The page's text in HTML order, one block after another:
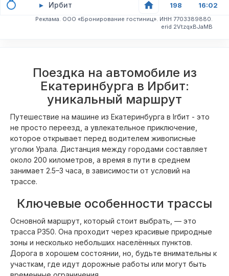
▸ Ирбит 198 16:02
Реклама. ООО «Бронирование гостиниц». ИНН 7703389880.
erid 2VtzqxBJaMB
Поездка на автомобиле из
Екатеринбурга в Ирбит:
уникальный маршрут
Путешествие на машине из Екатеринбурга в Irбит - это
не просто переезд, а увлекательное приключение,
которое открывает перед водителем живописные
уголки Урала. Дистанция между городами составляет
около 200 километров, а время в пути в среднем
занимает 2.5–3 часа, в зависимости от условий на
трассе.
Ключевые особенности трассы
Основной маршрут, который стоит выбрать, — это
трасса Р350. Она проходит через красивые природные
зоны и несколько небольших населённых пунктов.
Дорога в хорошем состоянии, но, будьте внимательны к
участкам, где идут дорожные работы или могут быть